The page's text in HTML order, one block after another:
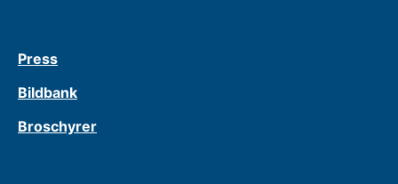
Press
Bildbank
Broschyrer